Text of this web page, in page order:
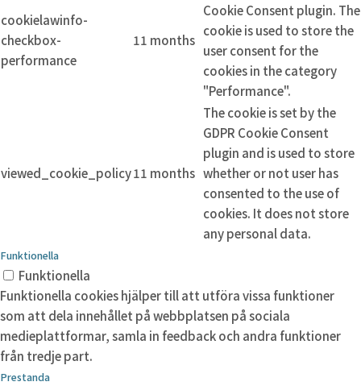
cookielawinfo-
checkbox-
performance
11 months
Cookie Consent plugin. The
cookie is used to store the
user consent for the
cookies in the category
"Performance".
viewed_cookie_policy11 months
The cookie is set by the
GDPR Cookie Consent
plugin and is used to store
whether or not user has
consented to the use of
cookies. It does not store
any personal data.
Funktionella
Funktionella
Funktionella cookies hjälper till att utföra vissa funktioner
som att dela innehållet på webbplatsen på sociala
medieplattformar, samla in feedback och andra funktioner
från tredje part.
Prestanda